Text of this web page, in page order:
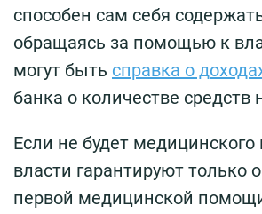
способен сам себя
обращаясь за помощью к
могут быть справка о
банка о количестве средств
Если не будет медицинского
власти гарантируют только
первой медицинской